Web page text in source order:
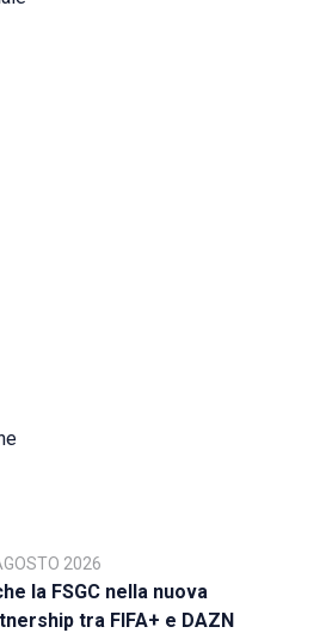
2026
la FSGC nella nuova
tra FIFA+ e DAZN